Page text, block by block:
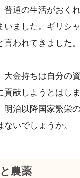
普通の生活がおく
いました。ギリシ
言われてきました
大金持ちは自分の
貢献しようとはし
明治以降国家繁栄
ないでしょうか。
農薬